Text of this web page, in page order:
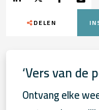
DELEN
‘Vers van de
Ontvang elke